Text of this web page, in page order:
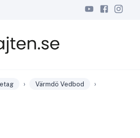
› Värmdö Vedbod ›